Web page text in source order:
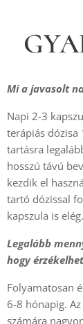
Mi a javasolt
Napi 2-3
terápiás dózisa
tartásra
hosszú távú
kezdik el
tartó dózissal
kapszula is elég.
Legalább
hogy
Folyamatosan
6-8 hónapig.
számára